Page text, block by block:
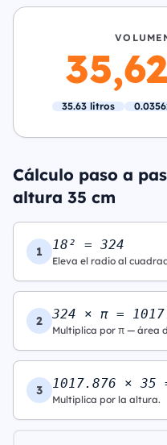
35.63 litros
Cálculo paso a
altura 35 cm
1 18² = 324
Eleva el radio al
2 324 × π =
Multiplica por π — área
3 1017.876 × 35
Multiplica por la altura.